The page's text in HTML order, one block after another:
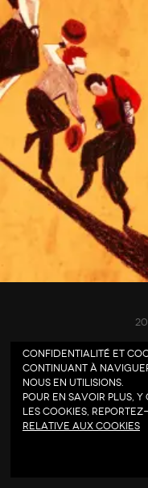
Confidentialité et
continuant à
nous en utilisions.
Pour en savoir plus,
les cookies,
relative aux cookies